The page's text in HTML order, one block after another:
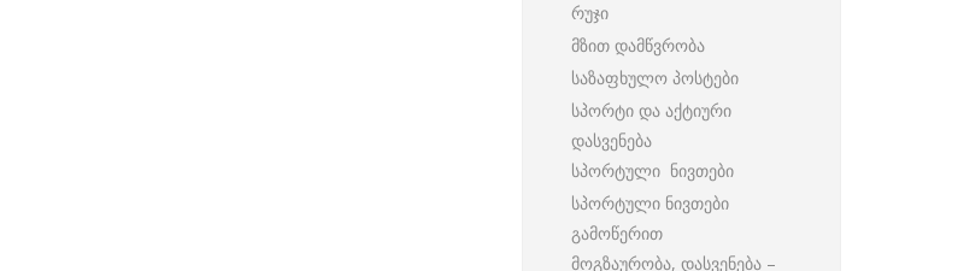
რუჯი
მზით დამწვრობა
საზაფხულო პოსტები
სპორტი და აქტიური
დასვენება
სპორტული ნივთები
სპორტული ნივთები
გამოწერით
მოგზაურობა, დასვენება –